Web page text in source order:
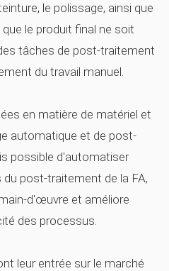
le polissage, ainsi que
le produit final ne soit
tâches de post-traitement
du travail manuel.
en matière de matériel et
automatique et de post-
possible d'automatiser
post-traitement de la FA,
d'œuvre et améliore
des processus.
leur entrée sur le marché